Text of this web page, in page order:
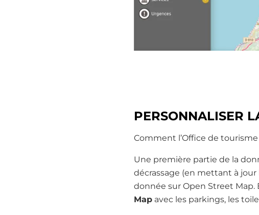
PERSONNALISER
Comment l’Office de
Une première partie de la
décrassage (en mettant à
donnée sur Open Street
Map avec les parkings, les